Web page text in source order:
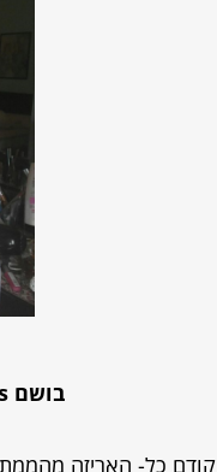
בושם
קודם כל- האריזה